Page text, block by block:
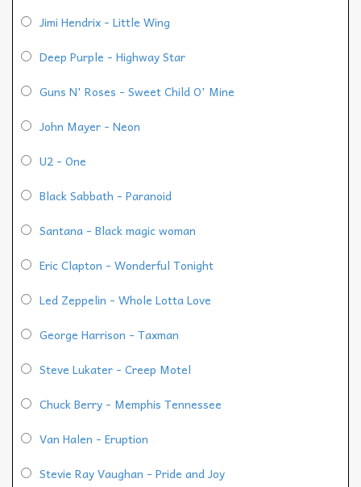
Jimi Hendrix - Little Wing
Deep Purple - Highway Star
Guns N' Roses - Sweet Child O' Mine
John Mayer - Neon
U2 - One
Black Sabbath - Paranoid
Santana - Black magic woman
Eric Clapton - Wonderful Tonight
Led Zeppelin - Whole Lotta Love
George Harrison - Taxman
Steve Lukater - Creep Motel
Chuck Berry - Memphis Tennessee
Van Halen - Eruption
Stevie Ray Vaughan - Pride and Joy